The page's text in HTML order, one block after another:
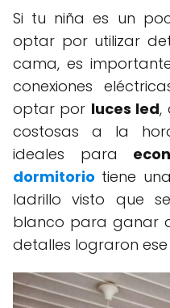
Si tu niña es un
optar por utilizar
cama, es
conexiones
optar por luces led,
costosas a la
ideales para
dormitorio tiene
ladrillo visto que
blanco para ganar
detalles lograron